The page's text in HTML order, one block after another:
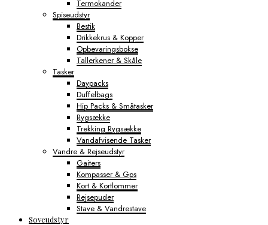
Termokander
Spiseudstyr
Bestik
Drikkekrus & Kopper
Opbevaringsbokse
Tallerkener & Skåle
Tasker
Daypacks
Duffelbags
Hip Packs & Småtasker
Rygsække
Trekking Rygsække
Vandafvisende Tasker
Vandre & Rejseudstyr
Gaiters
Kompasser & Gps
Kort & Kortlommer
Rejsepuder
Stave & Vandrestave
Soveudstyr